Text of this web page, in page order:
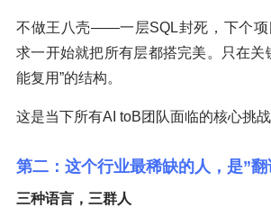
不做王八壳——一层SQL封死，下个项
求一开始就把所有层都搭完美。只在关
能复用”的结构。
这是当下所有AI toB团队面临的核心挑战
第二：这个行业最稀缺的人，是”翻
三种语言，三群人